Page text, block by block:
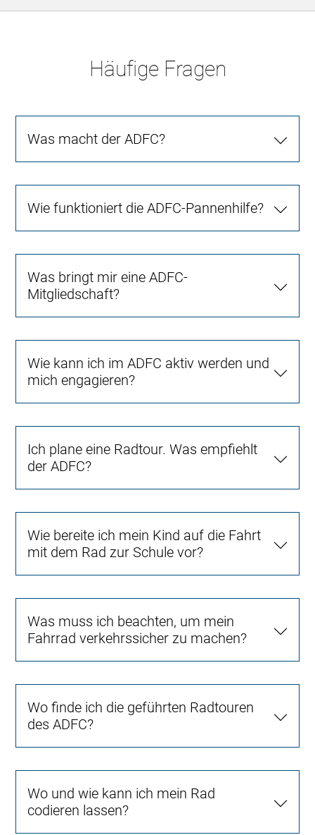
Häufige Fragen
Was macht der ADFC?
Wie funktioniert die ADFC-Pannenhilfe?
Was bringt mir eine ADFC-
Mitgliedschaft?
Wie kann ich im ADFC aktiv werden und
mich engagieren?
Ich plane eine Radtour. Was empfiehlt
der ADFC?
Wie bereite ich mein Kind auf die Fahrt
mit dem Rad zur Schule vor?
Was muss ich beachten, um mein
Fahrrad verkehrssicher zu machen?
Wo finde ich die geführten Radtouren
des ADFC?
Wo und wie kann ich mein Rad
codieren lassen?